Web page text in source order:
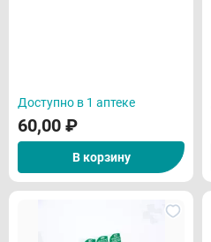
Доступно в 1 аптеке
60,00 ₽
В корзину